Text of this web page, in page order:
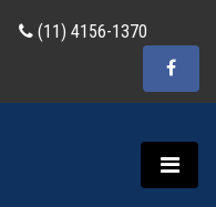
(11) 4156-1370